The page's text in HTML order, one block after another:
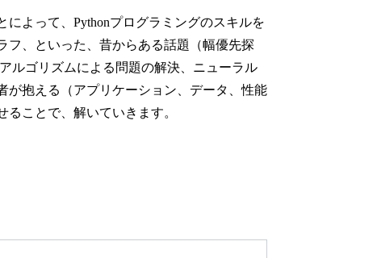
よって、Pythonプログラミングのスキルを
フ、といった、昔からある話題（幅優先探
ルゴリズムによる問題の解決、ニューラル
が抱える（アプリケーション、データ、性能
ことで、解いていきます。